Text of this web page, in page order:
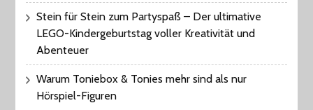
Stein für Stein zum Partyspaß – Der ultimative
LEGO-Kindergeburtstag voller Kreativität und
Abenteuer
Warum Toniebox & Tonies mehr sind als nur
Hörspiel-Figuren